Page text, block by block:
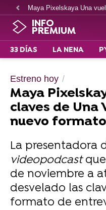
Maya Pixelskaya Una
INFO
PREMIUM
33 DÍAS LA NENA
Estreno hoy
Maya
claves de Una
nuevo
La presentadora
videopodcastque
de noviembre a
desvelado las
formato de